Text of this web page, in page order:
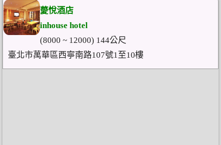
薆悅酒店
inhouse hotel
(8000 ~ 12000) 144公尺
臺北市萬華區西寧南路107號1至10樓